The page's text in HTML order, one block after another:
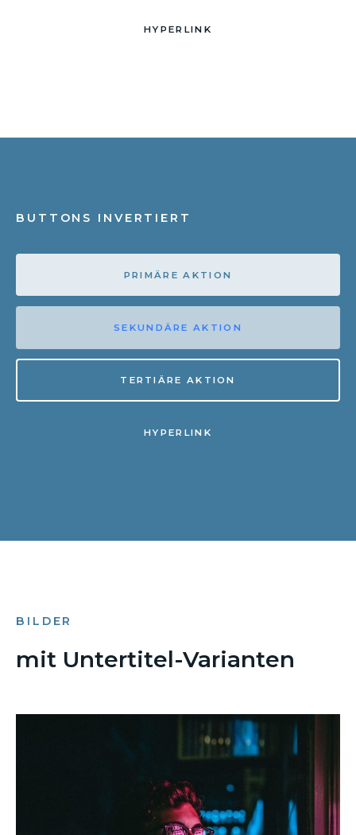
HYPERLINK
BUTTONS INVERTIERT
PRIMÄRE AKTION
SEKUNDÄRE AKTION
TERTIÄRE AKTION
HYPERLINK
BILDER
mit Untertitel-Varianten